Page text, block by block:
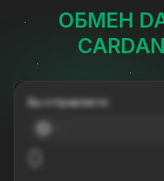
ОБМЕН
Вы отправляете: